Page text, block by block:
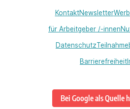
KontaktNewsletter
für Arbeitgeber /-innen
Datenschutz
Barrierefreiheit
Bei Google als Quelle